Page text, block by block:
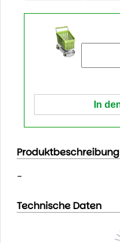
Produktbeschreibung
-
Technische Daten